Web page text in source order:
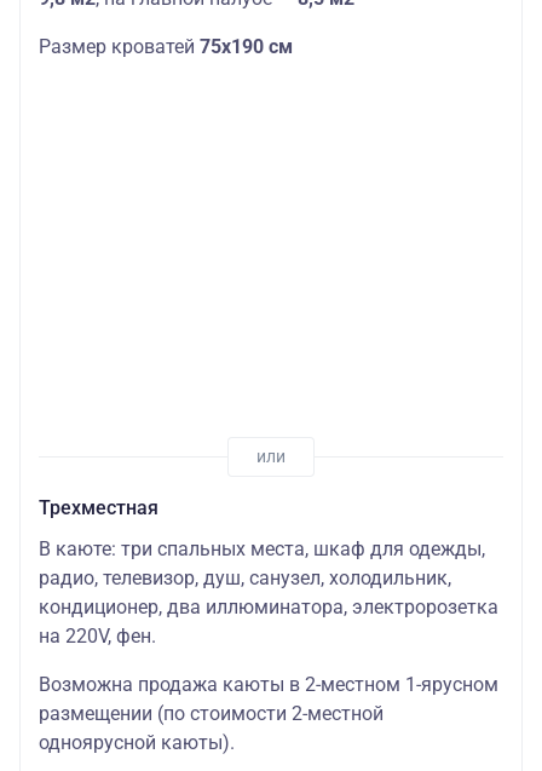
Размер кроватей 75х190 см
Трехместная
В каюте: три спальных места, шкаф для одежды,
радио, телевизор, душ, санузел, холодильник,
кондиционер, два иллюминатора, электророзетка
на 220V, фен.
Возможна продажа каюты в 2-местном 1-ярусном
размещении (по стоимости 2-местной
одноярусной каюты).